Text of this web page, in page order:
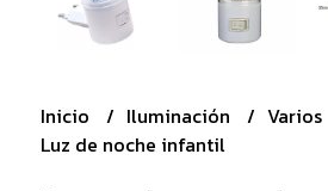
Inicio Iluminación
Varios
Luz de noche infantil